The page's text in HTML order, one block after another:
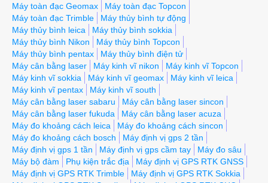
Máy toàn đạc Geomax
Máy toàn đạc Topcon
Máy toàn đạc Trimble
Máy thủy bình tự động
Máy thủy bình leica
Máy thủy bình sokkia
Máy thủy bình Nikon
Máy thủy bình Topcon
Máy thủy bình pentax
Máy thủy bình điện tử
Máy cân bằng laser
Máy kinh vĩ nikon
Máy kinh vĩ Topcon
Máy kinh vĩ sokkia
Máy kinh vĩ geomax
Máy kinh vĩ leica
Máy kinh vĩ pentax
Máy kinh vĩ south
Máy cân bằng laser sabaru
Máy cân bằng laser sincon
Máy cân bằng laser fukuda
Máy cân bằng laser acuza
Máy đo khoảng cách leica
Máy đo khoảng cách sincon
Máy đo khoảng cách bosch
Máy định vị gps 2 tần
Máy định vị gps 1 tần
Máy định vị gps cầm tay
Máy đo sâu
Máy bộ đàm
Phụ kiện trắc địa
Máy định vị GPS RTK GNSS
Máy định vị GPS RTK Trimble
Máy định vị GPS RTK Sokkia